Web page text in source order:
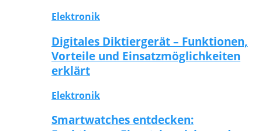
Elektronik
Digitales Diktiergerät – Funktionen,
Vorteile und Einsatzmöglichkeiten
erklärt
Elektronik
Smartwatches entdecken: